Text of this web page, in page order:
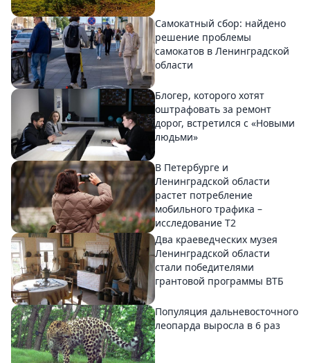
Самокатный сбор: найдено
решение проблемы
самокатов в Ленинградской
области
Блогер, которого хотят
оштрафовать за ремонт
дорог, встретился с «Новыми
людьми»
В Петербурге и
Ленинградской области
растет потребление
мобильного трафика –
исследование T2
Два краеведческих музея
Ленинградской области
стали победителями
грантовой программы ВТБ
Популяция дальневосточного
леопарда выросла в 6 раз